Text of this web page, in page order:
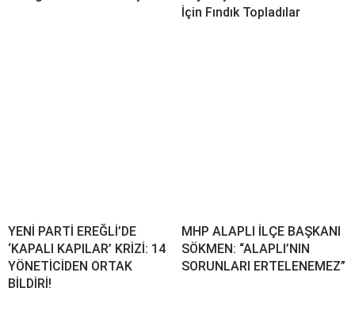
İçin Fındık Topladılar
YENİ PARTİ EREĞLİ’DE
‘KAPALI KAPILAR’ KRİZİ: 14
YÖNETİCİDEN ORTAK
BİLDİRİ!
MHP ALAPLI İLÇE BAŞKANI
SÖKMEN: “ALAPLI’NIN
SORUNLARI ERTELENEMEZ”